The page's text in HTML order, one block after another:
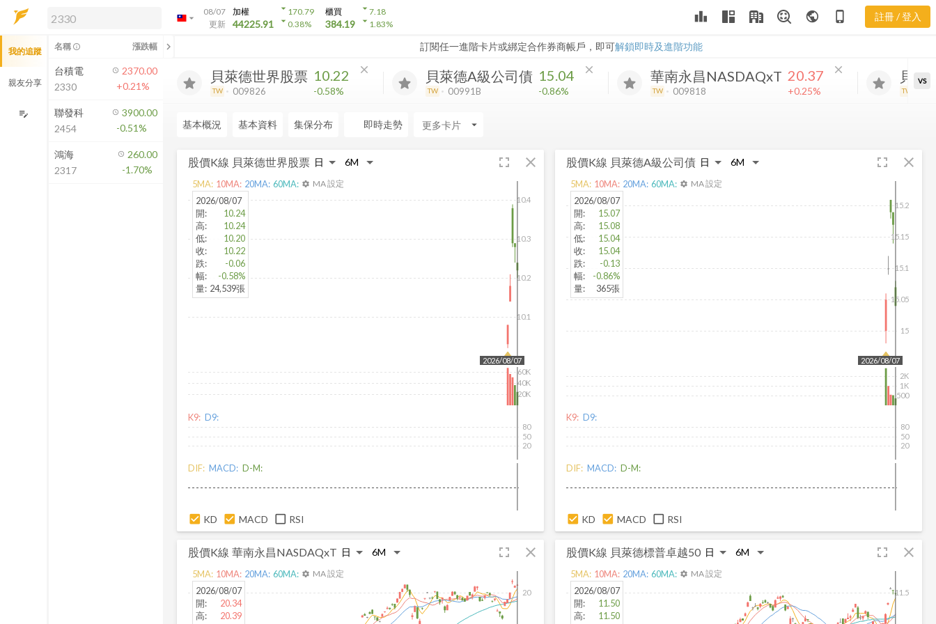
arrow_drop_down
08/07
更新
加權
44225.91
arrow_drop_down170.79
arrow_drop_down0.38%
櫃買
384.19
arrow_drop_down7.18
arrow_drop_down1.83% leaderboard public phone_iphone 註冊 / 登入
訂閱任一進階卡片或綁定合作券商帳戶，即可解鎖即時及進階功能
解鎖即時行情及進階功能
方案」，即可解鎖以下功能：
即時行情
即時市況與排行
成交金額熱力圖
前往方案訂閱
如何綁定合作券商
S 股價K線
貝萊德世界股票
TW 009826
10.22
-0.58%
close 貝萊德A級公司債
TW 00991B
15.04
-0.86%
close 華南永昌NASDAQxT
TW 009818
20.37
+0.25%
close 貝萊
TW
VS
基本概況 基本資料 集保分布 即時走勢 arrow_drop_down
股價K線 貝萊德世界股票 fullscreen close
10.1
10.2
10.3
10.4
2026/08/07
20K
40K
60K
2026/08/07
開:
10.24
高:
10.24
低:
10.20
收:
10.22
跌:
-0.06
幅:
-0.58%
量: 24,539張
5MA: 10MA: 20MA: 60MA: settings MA 設定
K9: D9:
20
50
80
DIF: MACD: D-M:
KD MACD RSI
股價K線 貝萊德A級公司債 fullscreen close
15
15.05
15.1
15.15
15.2
2026/08/07
500
1K
2K
2026/08/07
開:
15.07
高:
15.08
低:
15.04
收:
15.04
跌:
-0.13
幅:
-0.86%
量: 365張
5MA: 10MA: 20MA: 60MA: settings MA 設定
K9: D9:
20
50
80
DIF: MACD: D-M:
KD MACD RSI
股價K線 華南永昌NASDAQxT fullscreen close
20
2026/08/07
開:
20.34
高:
20.39
5MA: 10MA: 20MA: 60MA: settings MA 設定
股價K線 貝萊德標普卓越50 fullscreen close
11.5
2026/08/07
開:
11.50
高:
11.50
5MA: 10MA: 20MA: 60MA: settings MA 設定
我的追蹤
親友分享
edit_note
名稱 info_outline 漲跌幅 chevron_left
台積電
2330
2370.00
+0.21%
聯發科
2454
3900.00
-0.51%
鴻海
2317
260.00
-1.70%